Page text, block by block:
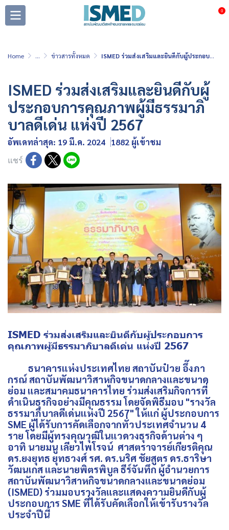
0
Home ... ข่าวสารทั้งหมด ISMED ร่วมส่งเสริมและยินดีกับผู้ประกอบการคุณภาพผู้มีธรรมาภิบาลดีเด่น แห่งปี 2567
ISMED ร่วมส่งเสริมและยินดีกับผู้
ประกอบการคุณภาพผู้มีธรรมาภิ
บาลดีเด่น แห่งปี 2567
อัพเดทล่าสุด: 19 มี.ค. 2024 1882 ผู้เข้าชม
แชร์
ISMED ร่วมส่งเสริมและยินดีกับผู้ประกอบการ
คุณภาพผู้มีธรรมาภิบาลดีเด่น แห่งปี 2567
ธนาคารแห่งประเทศไทย สถาบันป๋วย อึ๊งภา
กรณ์ สถาบันพัฒนาวิสาหกิจขนาดกลางและขนาด
ย่อม และสมาคมธนาคารไทย ร่วมส่งเสริมกิจการที่
ดำเนินธุรกิจอย่างมีคุณธรรม โดยจัดพิธีมอบ "รางวัล
ธรรมาภิบาลดีเด่นแห่งปี 2567" ให้แก่ ผู้ประกอบการ
SME ผู้ได้รับการคัดเลือกจากทั่วประเทศจำนวน 4
ราย โดยมีผู้ทรงคุณวุฒิในแวดวงธุรกิจด้านต่าง ๆ
อาทิ นายมนู เลียวไพโรจน์ ศาสตราจารย์เกียรติคุณ
ดร.ยงยุทธ ยุทธวงศ์ รศ. ดร.นริศ ชัยสูตร ดร.ธาริษา
วัฒนเกส และนายพิตรพิบูล ธีร์จันทึก ผู้อำนวยการ
สถาบันพัฒนาวิสาหกิจขนาดกลางและขนาดย่อม
(ISMED) ร่วมมอบรางวัลและแสดงความยินดีกับผู้
ประกอบการ SME ที่ได้รับคัดเลือกให้เข้ารับรางวัล
ประจำปีนี้